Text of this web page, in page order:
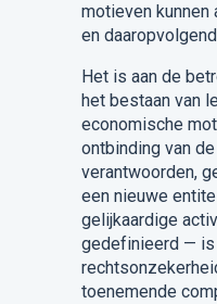
motieven kunnen
en
Het is aan de
het bestaan van
economische
ontbinding van
verantwoorden,
een nieuwe
gelijkaardige
gedefinieerd — is
toenemende